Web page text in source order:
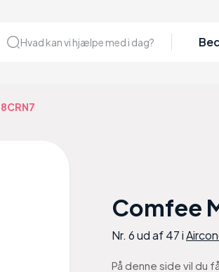
Hvad kan vi hjælpe med i dag?
Comfee
Nr. 6 ud af 47 i
På denne side vil du